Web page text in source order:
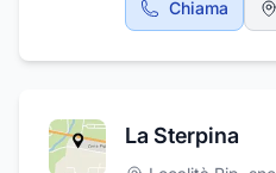
Chiama
La Sterpina